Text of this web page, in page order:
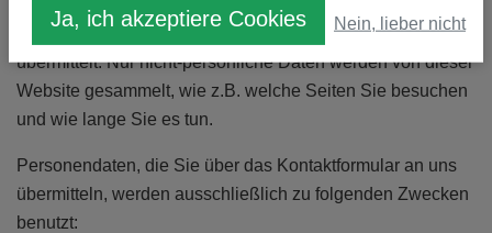
automatisch von Ihrem Computer an unseren Computer
übermittelt. Nur nicht-persönliche Daten werden von dieser
Website gesammelt, wie z.B. welche Seiten Sie besuchen
und wie lange Sie es tun.
Personendaten, die Sie über das Kontaktformular an uns
übermitteln, werden ausschließlich zu folgenden Zwecken
benutzt:
Ja, ich akzeptiere Cookies Nein, lieber nicht